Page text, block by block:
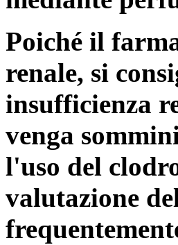
Poiché il
renale, si
insufficienza
venga
l'uso del
valutazione